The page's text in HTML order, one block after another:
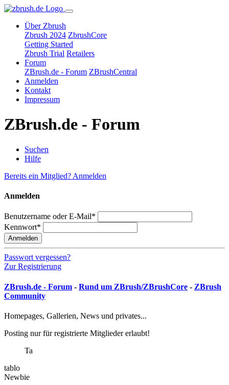
Über Zbrush
Zbrush 2024 ZbrushCore
Getting Started
Zbrush Trial Retailers
Forum
ZBrush.de - Forum ZBrushCentral
Anmelden
Kontakt
Impressum
ZBrush.de - Forum
Suchen
Hilfe
Bereits ein Mitglied? Anmelden
Anmelden
Benutzername oder E-Mail*
Kennwort*
Anmelden
Passwort vergessen?
Zur Registrierung
ZBrush.de - Forum - Rund um ZBrush/ZBrushCore - ZBrush
Community
Homepages, Gallerien, News und privates...
Posting nur für registrierte Mitglieder erlaubt!
Ta
tablo
Newbie